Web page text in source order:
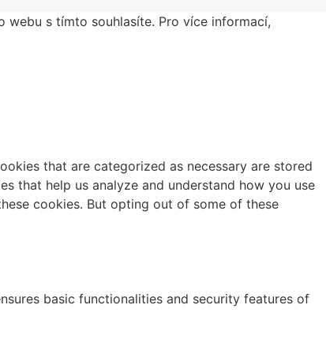
s tímto souhlasíte. Pro více informací,
that are categorized as necessary are stored
that help us analyze and understand how you use
cookies. But opting out of some of these
basic functionalities and security features of